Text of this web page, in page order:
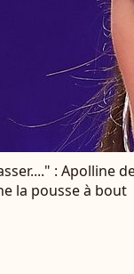
: Apolline
la pousse à bout